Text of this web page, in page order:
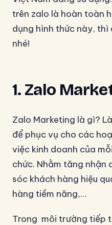
trên zalo là hoàn toàn
dụng hình thức này,
nhé!
1. Zalo
Zalo Marketing là gì?
để phục vụ cho các
việc kinh doanh của
chức. Nhằm tăng nhận
sóc khách hàng hiệu
hàng tiềm năng,…
Trong môi trường tiếp